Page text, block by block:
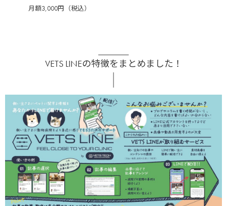
月額3,000円（税込）
VETS LINEの特徴をまとめました！